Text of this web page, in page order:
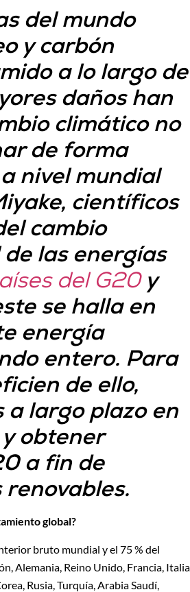
del mundo
y carbón
a lo largo de
daños han
climático no
de forma
nivel mundial
científicos
cambio
las energías
del G20y
se halla en
energía
entero. Para
de ello,
largo plazo en
obtener
a fin de
global?
bruto mundial y el 75 % del
Alemania, Reino Unido, Francia, Italia
Rusia, Turquía, Arabia Saudí,